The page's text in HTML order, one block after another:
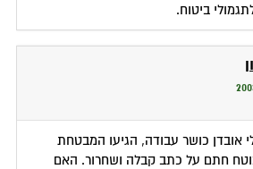
ביטוח.
אובדן כושר עבודה, הגיעו המבטחת
חתם על כתב קבלה ושחרור. האם